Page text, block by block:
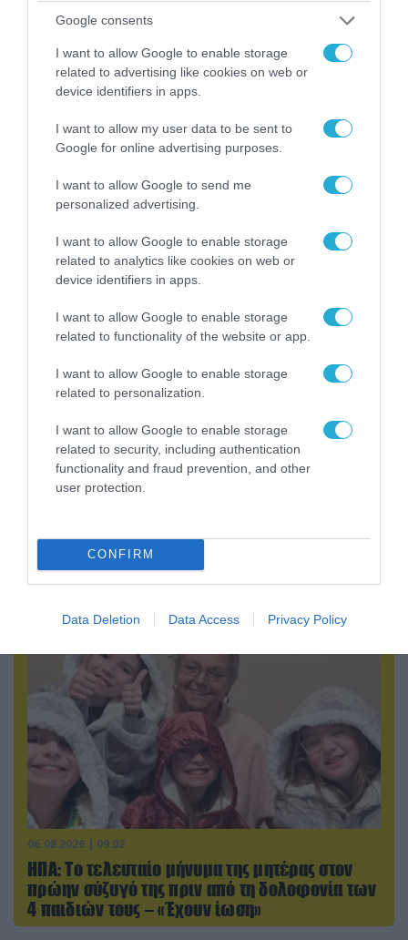
Google consents
I want to allow Google to enable storage
related to advertising like cookies on web or
device identifiers in apps.
I want to allow my user data to be sent to
Google for online advertising purposes.
I want to allow Google to send me
personalized advertising.
I want to allow Google to enable storage
related to analytics like cookies on web or
device identifiers in apps.
I want to allow Google to enable storage
related to functionality of the website or app.
I want to allow Google to enable storage
related to personalization.
I want to allow Google to enable storage
related to security, including authentication
functionality and fraud prevention, and other
user protection.
CONFIRM
Data Deletion Data Access Privacy Policy
06.08.2026 | 09:03
Μαροκινός παράνομος μετανάστης επιτέθηκε
σε 42χρονη σε στάση Τραμ στην Ισπανία και
απείλησε ότι θα την κακοποιήσει!
Αδειάζουν το Κραματόρσκ οι Ουκρανοί:
Έκτακτη εκκένωση στην πόλη μετά την
αιφνιδιαστική προώθηση των Ρώσων (βίντεο)
06.08.2026 | 09:02
ΗΠΑ: Το τελευταίο μήνυμα της μητέρας στον
πρώην σύζυγό της πριν από τη δολοφονία των
4 παιδιών τους – «Έχουν ίωση»